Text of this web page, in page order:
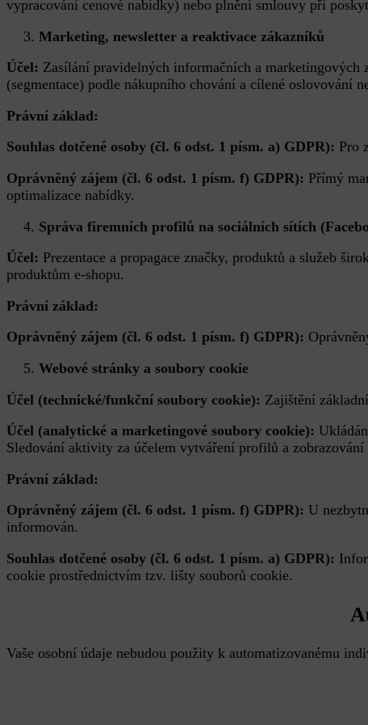
vypracování cenové nabídky) nebo plnění smlouvy při
Marketing, newsletter a reaktivace zákazníků
Účel: Zasílání pravidelných informačních a marketingových
(segmentace) podle nákupního chování a cílené oslovování
Právní základ:
Souhlas dotčené osoby (čl. 6 odst. 1 písm. a) GDPR): Pro
Oprávněný zájem (čl. 6 odst. 1 písm. f) GDPR): Přímý
optimalizace nabídky.
Správa firemních profilů na sociálních sítích
Účel: Prezentace a propagace značky, produktů a služeb
produktům e-shopu.
Právní základ:
Oprávněný zájem (čl. 6 odst. 1 písm. f) GDPR):
Webové stránky a soubory cookie
Účel (technické/funkční soubory cookie): Zajištění
Účel (analytické a marketingové soubory cookie):
Sledování aktivity za účelem vytváření profilů a
Právní základ:
Oprávněný zájem (čl. 6 odst. 1 písm. f) GDPR): U
informován.
Souhlas dotčené osoby (čl. 6 odst. 1 písm. a) GDPR):
cookie prostřednictvím tzv. lišty souborů cookie.
Vaše osobní údaje nebudou použity k automatizovanému